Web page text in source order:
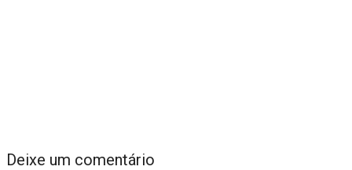
Deixe um comentário